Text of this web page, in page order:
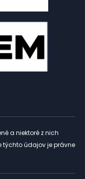
a niektoré z nich
týchto údajov je právne